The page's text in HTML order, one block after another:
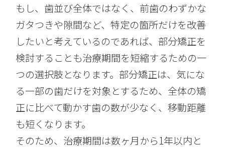
もし、歯並び全体ではなく、前歯のわずかな
ガタつきや隙間など、特定の箇所だけを改善
したいと考えているのであれば、部分矯正を
検討することも治療期間を短縮するための一
つの選択肢となります。部分矯正は、気にな
る一部の歯だけを対象とするため、全体の矯
正に比べて動かす歯の数が少なく、移動距離
も短くなります。
そのため、治療期間は数ヶ月から1年以内と